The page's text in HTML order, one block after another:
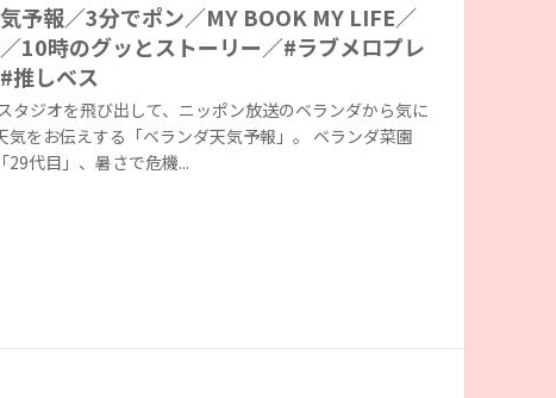
予報／3分でポン／MY BOOK MY LIFE／
10時のグッとストーリー／#ラブメロプレ
推しベス
タジオを飛び出して、ニッポン放送のベランダから気に
気をお伝えする「ベランダ天気予報」。 ベランダ菜園
29代目」、暑さで危機...